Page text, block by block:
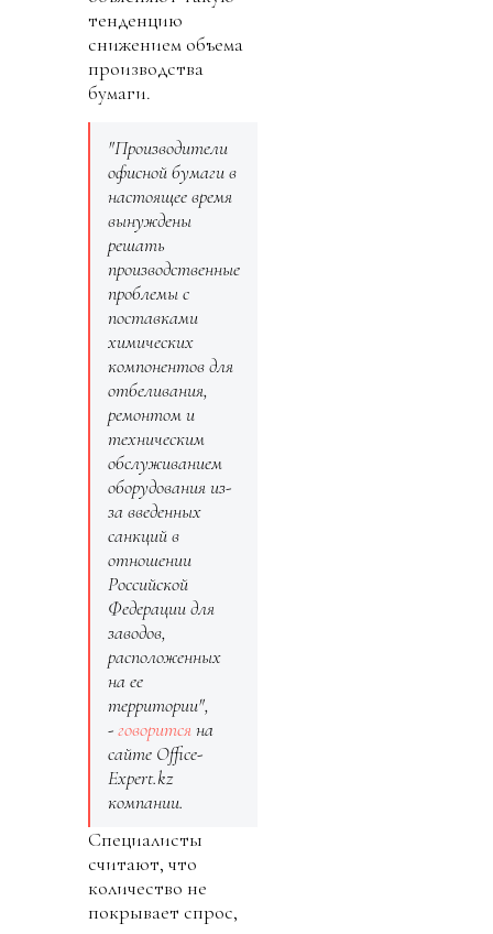
тенденцию
снижением объема
производства
бумаги.
"Производители
офисной бумаги в
настоящее время
вынуждены
решать
производственные
проблемы с
поставками
химических
компонентов для
отбеливания,
ремонтом и
техническим
обслуживанием
оборудования из-
за введенных
санкций в
отношении
Российской
Федерации для
заводов,
расположенных
на ее
территории",
-говоритсяна
сайте Office-
Expert.kz
компании.
Специалисты
считают, что
количество не
покрывает спрос,